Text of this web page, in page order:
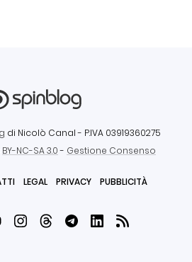
di Nicolò Canal - P.IVA 03919360275
BY-NC-SA 3.0- Gestione Consenso
LEGAL PRIVACY PUBBLICITÀ